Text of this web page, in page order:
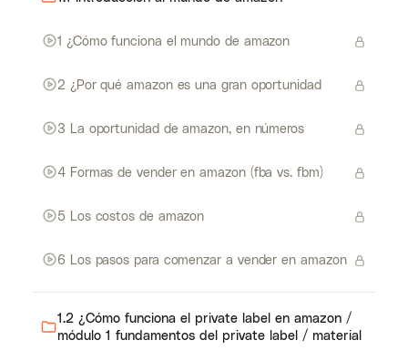
1 ¿Cómo funciona el mundo de amazon
2 ¿Por qué amazon es una gran oportunidad
3 La oportunidad de amazon, en números
4 Formas de vender en amazon (fba vs. fbm)
5 Los costos de amazon
6 Los pasos para comenzar a vender en amazon
1.2 ¿Cómo funciona el private label en amazon /
módulo 1 fundamentos del private label / material